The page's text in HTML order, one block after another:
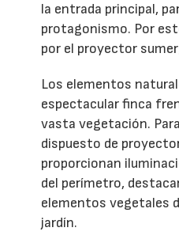
la entrada principal,
protagonismo. Por
por el proyector
Los elementos
espectacular finca
vasta vegetación.
dispuesto de
proporcionan
del perímetro,
elementos vegetales
jardín.